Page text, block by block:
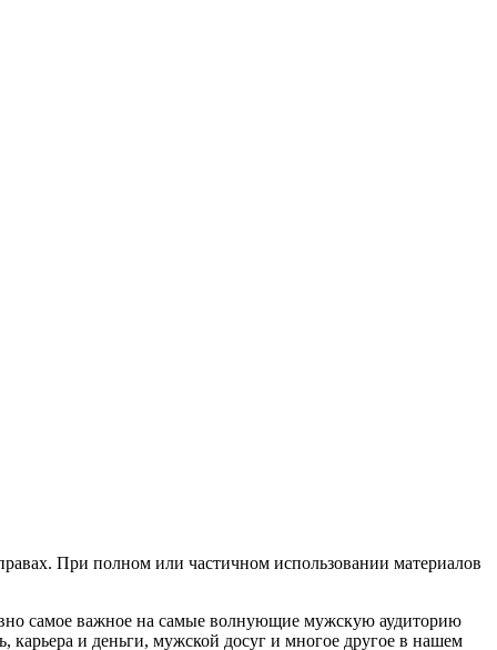
При полном или частичном использовании материалов
самое важное на самые волнующие мужскую аудиторию
и деньги, мужской досуг и многое другое в нашем